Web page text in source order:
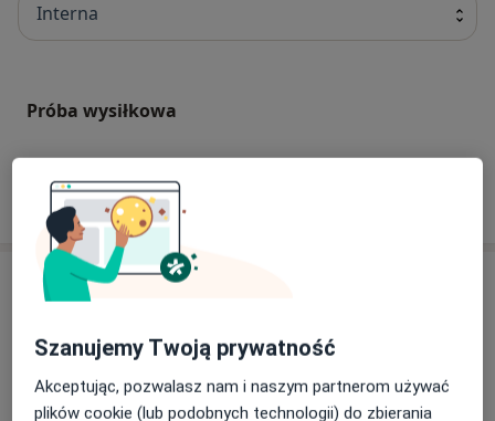
Interna
Próba wysiłkowa
W jaki sposób ustalane są ceny?
Specjaliści
Internista
Szanujemy Twoją prywatność
Akceptując, pozwalasz nam i naszym partnerom używać
plików cookie (lub podobnych technologii) do zbierania